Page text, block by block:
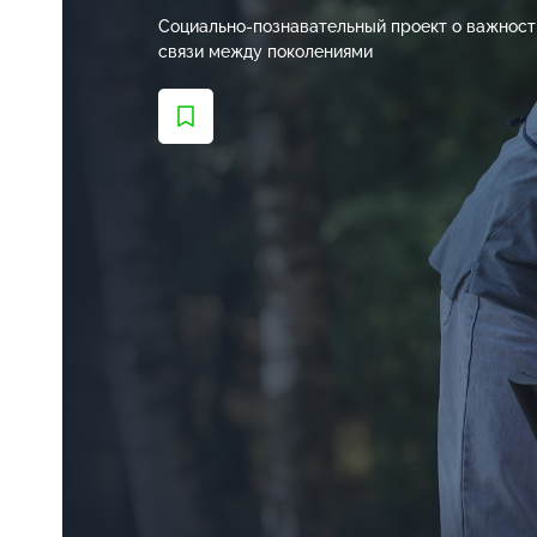
Социально-познавательный проект о
связи между поколениями